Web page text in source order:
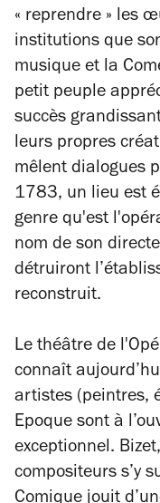
« reprendre » les
institutions que
musique et la
petit peuple
succès
leurs propres
mêlent dialogues
1783, un lieu est
genre qu'est
nom de son
détruiront
reconstruit.
Le théâtre de
connaît
artistes (peintres,
Epoque sont à
exceptionnel.
compositeurs s’y